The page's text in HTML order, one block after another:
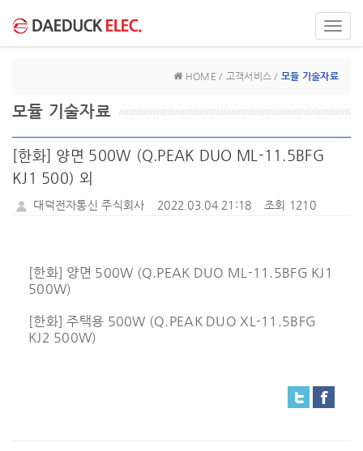
HOME / 고객서비스 /모듈 기술자료
모듈 기술자료
[한화] 양면 500W (Q.PEAK DUO ML-11.5BFG
KJ1 500) 외
대덕전자통신 주식회사 2022.03.04 21:18 조회 1210
[한화] 양면 500W (Q.PEAK DUO ML-11.5BFG KJ1
500W)
[한화] 주택용 500W (Q.PEAK DUO XL-11.5BFG
KJ2 500W)